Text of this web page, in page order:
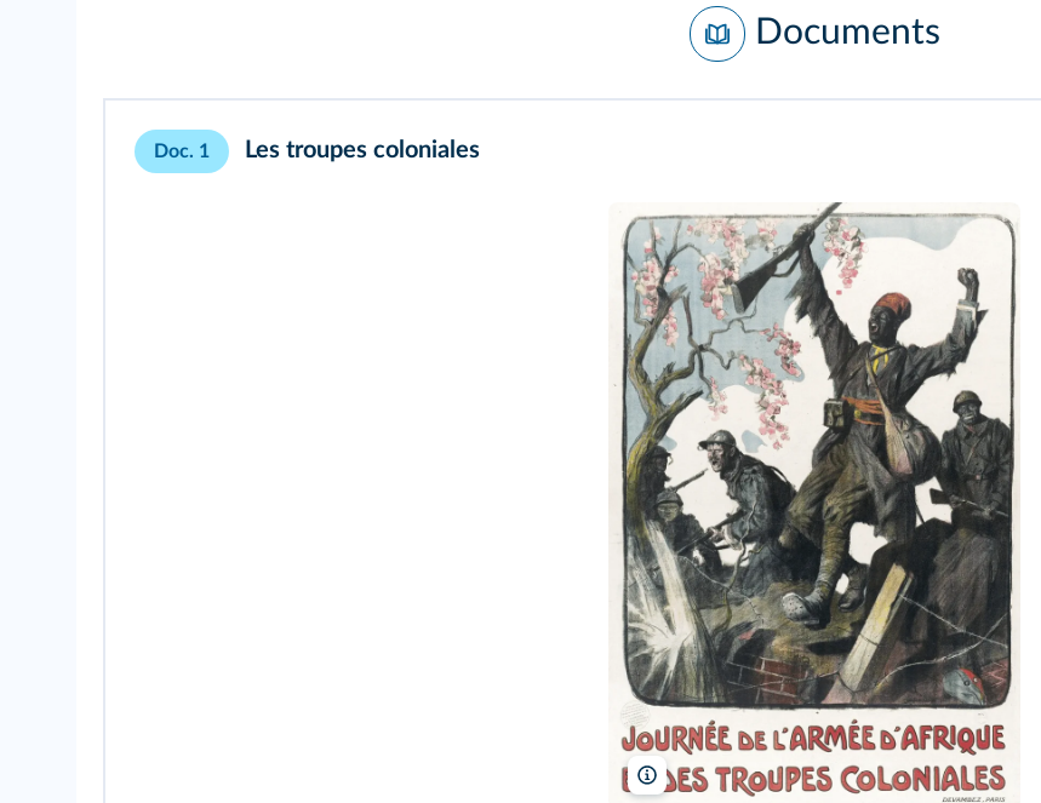
Documents
Doc. 1 Les troupes coloniales
Gallica/Bibliothèque nationale de France/Wikimedia